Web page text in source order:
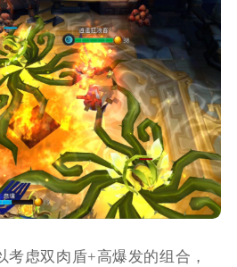
考虑双肉盾+高爆发的组合，